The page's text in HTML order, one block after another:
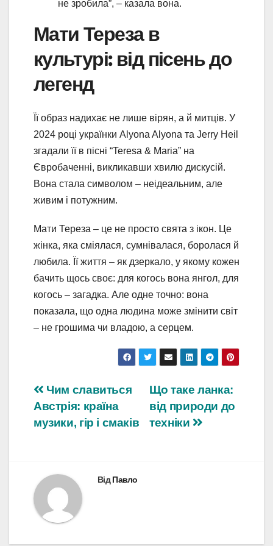
не зробила”, – казала вона.
Мати Тереза в
культурі: від пісень до
легенд
Її образ надихає не лише вірян, а й митців. У
2024 році українки Alyona Alyona та Jerry Heil
згадали її в пісні “Teresa & Maria” на
Євробаченні, викликавши хвилю дискусій.
Вона стала символом – неідеальним, але
живим і потужним.
Мати Тереза – це не просто свята з ікон. Це
жінка, яка сміялася, сумнівалася, боролася й
любила. Її життя – як дзеркало, у якому кожен
бачить щось своє: для когось вона янгол, для
когось – загадка. Але одне точно: вона
показала, що одна людина може змінити світ
– не грошима чи владою, а серцем.
Навігація
записів
Що таке ланка:
від природи до
техніки
Чим славиться
Австрія: країна
музики, гір і смаків
ВідПавло